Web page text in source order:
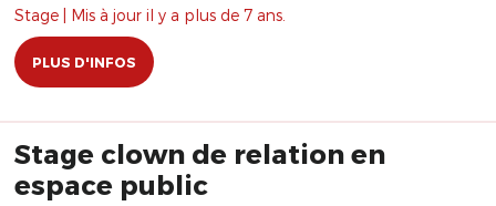
Stage | Mis à jour il y a plus de 7 ans.
PLUS D'INFOS
Stage clown de relation en
espace public